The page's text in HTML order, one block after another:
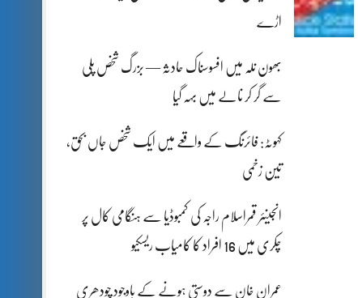
اڑے
بھون نلہ میں افسوسناک حادثہ — بزرگ شخص پلی
سے گر کر نالے میں بہہ گیا
کہوٹہ: فائرنگ کے واقعے میں ایک شخص جاں بحق،
تین زخمی
انجینئر قمراسلام راجہ کی کمبوڈیا سے ہنگامی کال پر
چکری میں 16 افراد کا کامیاب ریسکیو
عمران خان سے دوستی ہونے کے باوجود چودھری